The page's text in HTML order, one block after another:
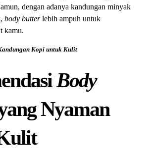
dengan adanya kandungan minyak
body butterlebih ampuh untuk
kamu.
Kopi untuk Kulit
Body
Nyaman